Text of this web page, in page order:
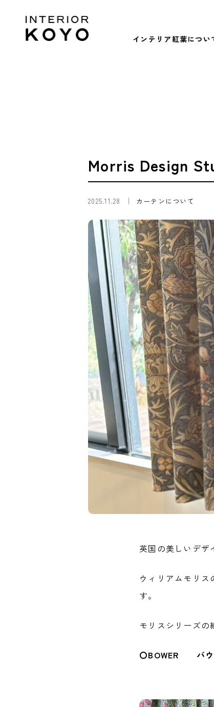
インテリア紅葉につい
Morris Design
2025.11.28 カーテンについて
英国の美しいデザ
ウィリアムモリ
す。
モリスシリーズの
〇BOWER バウ